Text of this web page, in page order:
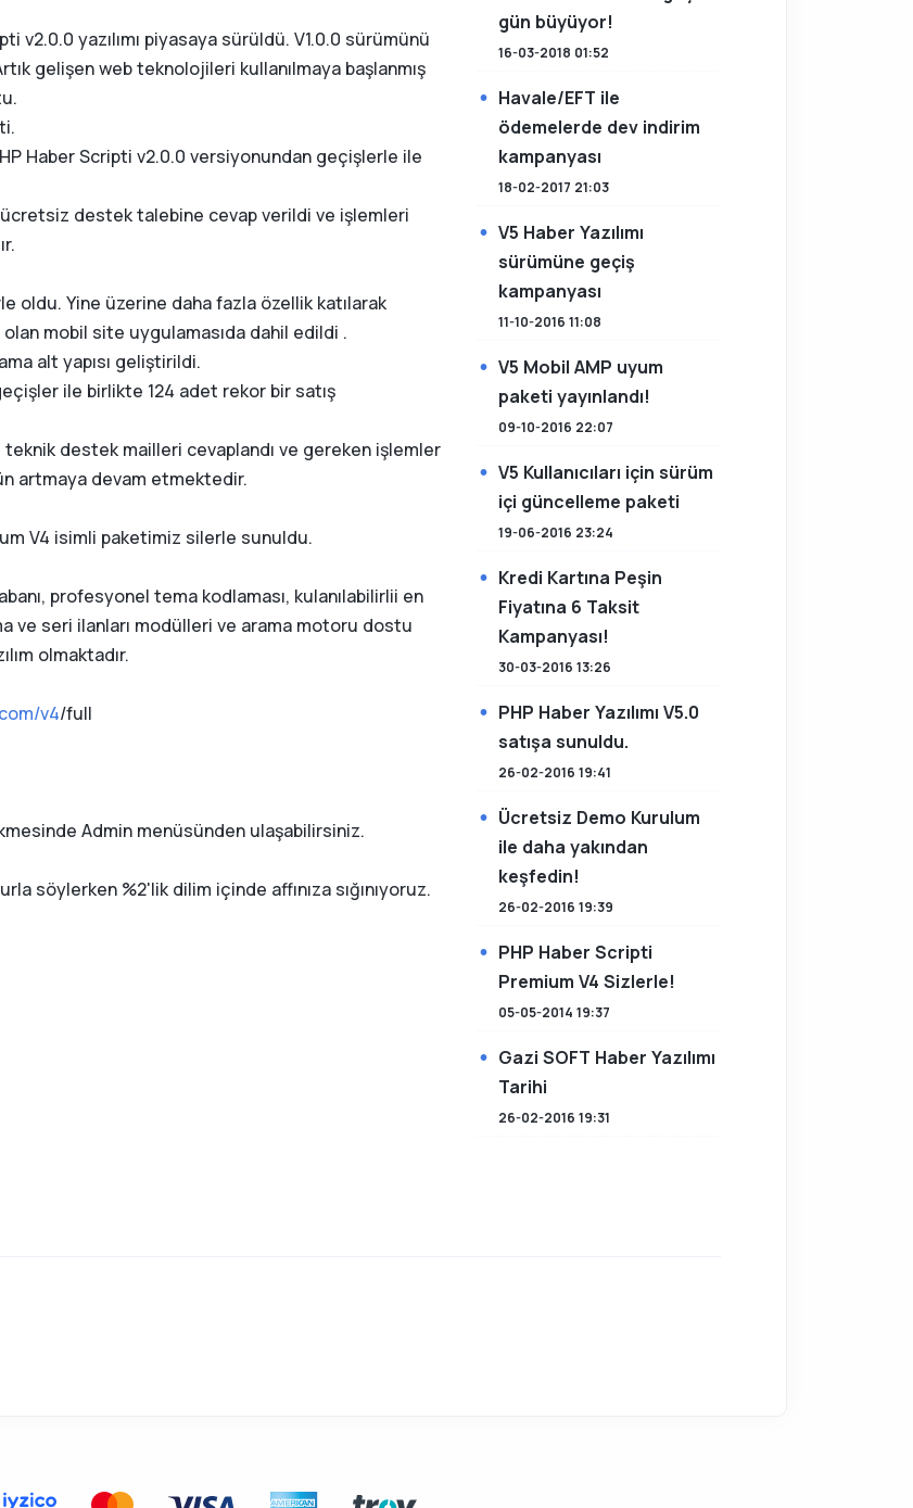
v2.0.0 yazılımı piyasaya sürüldü. V1.0.0 sürümünü
gelişen web teknolojileri kullanılmaya başlanmış
Haber Scripti v2.0.0 versiyonundan geçişlerle ile
ücretsiz destek talebine cevap verildi ve işlemleri
oldu. Yine üzerine daha fazla özellik katılarak
mobil site uygulamasıda dahil edildi .
alt yapısı geliştirildi.
ile birlikte 124 adet rekor bir satış
teknik destek mailleri cevaplandı ve gereken işlemler
artmaya devam etmektedir.
V4 isimli paketimiz silerle sunuldu.
profesyonel tema kodlaması, kulanılabilirlii en
ve seri ilanları modülleri ve arama motoru dostu
olmaktadır.
v4/full
Admin menüsünden ulaşabilirsiniz.
söylerken %2'lik dilim içinde affınıza sığınıyoruz.
gün büyüyor!
16-03-2018 01:52
Havale/EFT ile
ödemelerde dev indirim
kampanyası
18-02-2017 21:03
V5 Haber Yazılımı
sürümüne geçiş
kampanyası
11-10-2016 11:08
V5 Mobil AMP uyum
paketi yayınlandı!
09-10-2016 22:07
V5 Kullanıcıları için sürüm
içi güncelleme paketi
19-06-2016 23:24
Kredi Kartına Peşin
Fiyatına 6 Taksit
Kampanyası!
30-03-2016 13:26
PHP Haber Yazılımı V5.0
satışa sunuldu.
26-02-2016 19:41
Ücretsiz Demo Kurulum
ile daha yakından
keşfedin!
26-02-2016 19:39
PHP Haber Scripti
Premium V4 Sizlerle!
05-05-2014 19:37
Gazi SOFT Haber Yazılımı
Tarihi
26-02-2016 19:31